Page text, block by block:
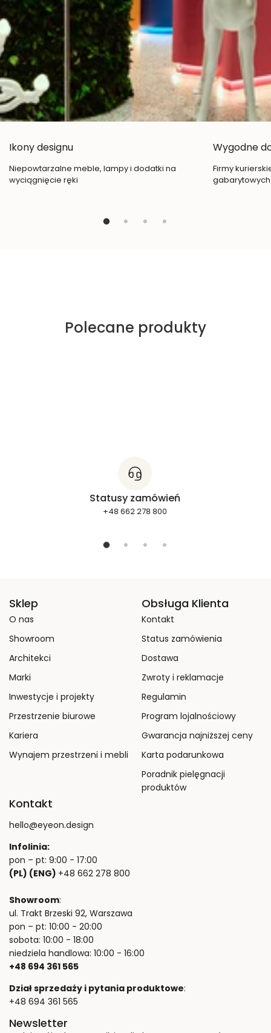
Ikony designu
Niepowtarzalne meble, lampy i dodatki na
wyciągnięcie ręki
Wygodne
Firmy
gabarytowych
Polecane produkty
Statusy zamówień
+48 662 278 800
Sklep
O nas
Showroom
Architekci
Marki
Inwestycje i projekty
Przestrzenie biurowe
Kariera
Wynajem przestrzeni i mebli
Obsługa Klienta
Kontakt
Status zamówienia
Dostawa
Zwroty i reklamacje
Regulamin
Program lojalnościowy
Gwarancja najniższej ceny
Karta podarunkowa
Poradnik pielęgnacji
produktów
Kontakt
hello@eyeon.design
Infolinia:
pon – pt: 9:00 - 17:00
(PL) (ENG) +48 662 278 800
Showroom:
ul. Trakt Brzeski 92, Warszawa
pon – pt: 10:00 - 20:00
sobota: 10:00 - 18:00
niedziela handlowa: 10:00 - 16:00
+48 694 361 565
Dział sprzedaży i pytania produktowe:
+48 694 361 565
Newsletter